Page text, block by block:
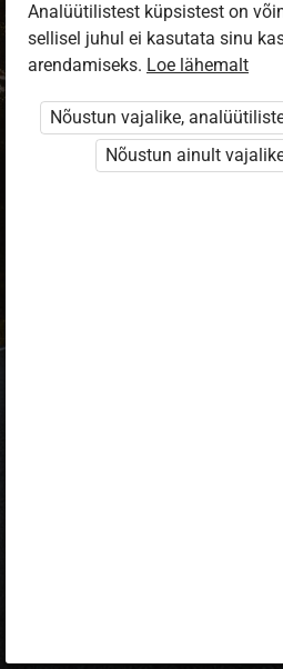
Sisene
Vali, kuidas end
eKool
Opiq
Analüütilistest küpsistest on
sellisel juhul ei kasutata sinu
arendamiseks. Loe lähemalt
Nõustun vajalike,
Nõustun ainult